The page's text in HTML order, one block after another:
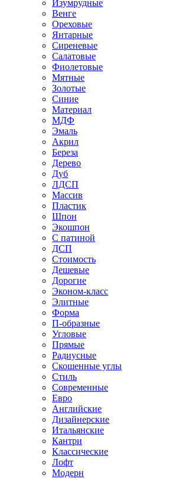
Изумрудные
Венге
Ореховые
Янтарные
Сиреневые
Салатовые
Фиолетовые
Мятные
Золотые
Синие
Материал
МДФ
Эмаль
Акрил
Береза
Дерево
Дуб
ЛДСП
Массив
Пластик
Шпон
Экошпон
С патиной
ДСП
Стоимость
Дешевые
Дорогие
Эконом-класс
Элитные
Форма
П-образные
Угловые
Прямые
Радиусные
Скошенные углы
Стиль
Современные
Евро
Английские
Дизайнерские
Итальянские
Кантри
Классические
Лофт
Модерн